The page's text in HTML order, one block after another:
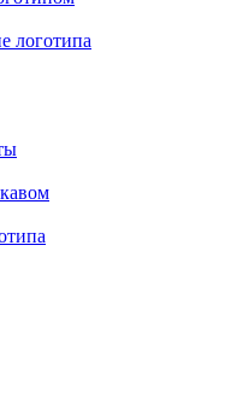
логотипа